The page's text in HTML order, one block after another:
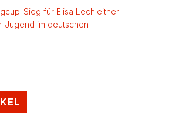
Sieg für Elisa Lechleitner
Jugend im deutschen